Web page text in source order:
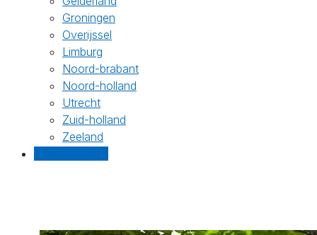
Groningen
Overijssel
Limburg
Noord-brabant
Noord-holland
Utrecht
Zuid-holland
Zeeland